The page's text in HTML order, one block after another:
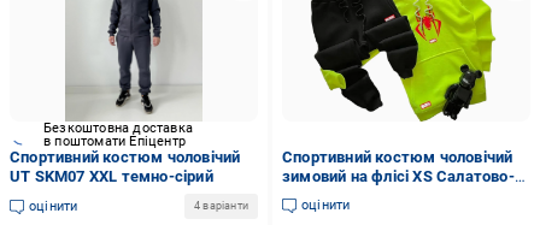
Безкоштовна доставка
в поштомати Епіцентр
Спортивний костюм чоловічий
UT SKM07 XXL темно-сірий
оцінити 4 варіанти
Спортивний костюм чоловічий
зимовий на флісі XS Салатово-
чорний (2021646615/3/6)
оцінити